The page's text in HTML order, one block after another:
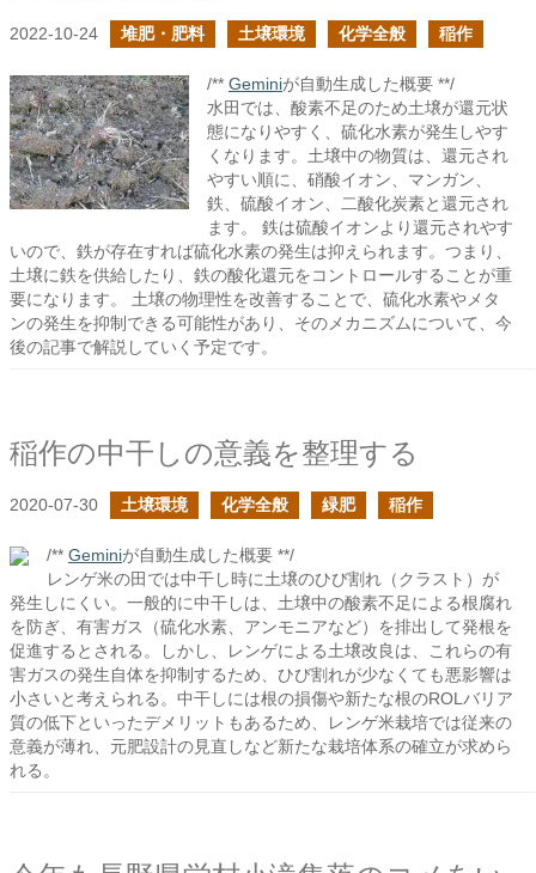
2022-10-24 堆肥・肥料 土壌環境 化学全般 稲作
/** Geminiが自動生成した概要 **/
水田では、酸素不足のため土壌が還元状
態になりやすく、硫化水素が発生しやす
くなります。土壌中の物質は、還元され
やすい順に、硝酸イオン、マンガン、
鉄、硫酸イオン、二酸化炭素と還元され
ます。 鉄は硫酸イオンより還元されやす
いので、鉄が存在すれば硫化水素の発生は抑えられます。つまり、
土壌に鉄を供給したり、鉄の酸化還元をコントロールすることが重
要になります。 土壌の物理性を改善することで、硫化水素やメタ
ンの発生を抑制できる可能性があり、そのメカニズムについて、今
後の記事で解説していく予定です。
稲作の中干しの意義を整理する
2020-07-30 土壌環境 化学全般 緑肥 稲作
/** Geminiが自動生成した概要 **/
レンゲ米の田では中干し時に土壌のひび割れ（クラスト）が
発生しにくい。一般的に中干しは、土壌中の酸素不足による根腐れ
を防ぎ、有害ガス（硫化水素、アンモニアなど）を排出して発根を
促進するとされる。しかし、レンゲによる土壌改良は、これらの有
害ガスの発生自体を抑制するため、ひび割れが少なくても悪影響は
小さいと考えられる。中干しには根の損傷や新たな根のROLバリア
質の低下といったデメリットもあるため、レンゲ米栽培では従来の
意義が薄れ、元肥設計の見直しなど新たな栽培体系の確立が求めら
れる。